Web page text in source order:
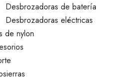
Desbrozadoras de batería
Desbrozadoras eléctricas
de nylon